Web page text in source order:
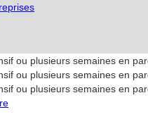
ou plusieurs semaines en
ou plusieurs semaines en
ou plusieurs semaines en